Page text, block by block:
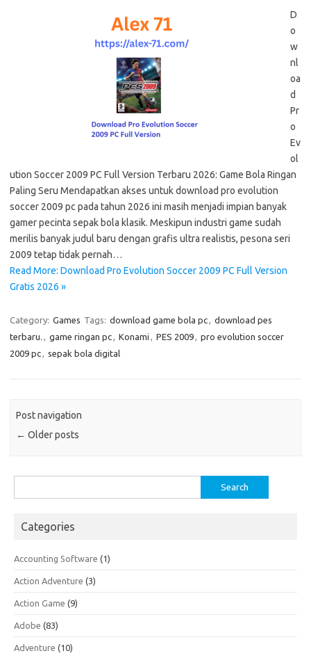
D
o
w
nl
oa
d
Pr
o
Ev
ol
ution Soccer 2009 PC Full Version Terbaru 2026: Game Bola Ringan
Paling Seru Mendapatkan akses untuk download pro evolution
soccer 2009 pc pada tahun 2026 ini masih menjadi impian banyak
gamer pecinta sepak bola klasik. Meskipun industri game sudah
merilis banyak judul baru dengan grafis ultra realistis, pesona seri
2009 tetap tidak pernah…
Read More: Download Pro Evolution Soccer 2009 PC Full Version
Gratis 2026 »
Category: Games Tags: download game bola pc, download pes
terbaru. , game ringan pc, Konami , PES 2009, pro evolution soccer
2009 pc, sepak bola digital
Post navigation
← Older posts
for:
Categories
Accounting Software (1)
Action Adventure (3)
Action Game (9)
Adobe (83)
Adventure (10)